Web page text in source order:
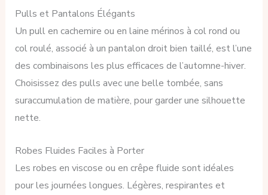
Pulls et Pantalons Élégants
Un pull en cachemire ou en laine mérinos à col rond ou
col roulé, associé à un pantalon droit bien taillé, est l’une
des combinaisons les plus efficaces de l’automne-hiver.
Choisissez des pulls avec une belle tombée, sans
suraccumulation de matière, pour garder une silhouette
nette.
Robes Fluides Faciles à Porter
Les robes en viscose ou en crêpe fluide sont idéales
pour les journées longues. Légères, respirantes et